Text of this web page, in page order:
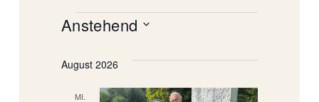
Anstehend
August 2026
MI.